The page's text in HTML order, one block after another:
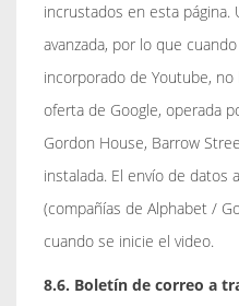
incrustados en esta página.
avanzada, por lo que
incorporado de Youtube, no
oferta de Google, operada
Gordon House, Barrow
instalada. El envío de datos
(compañías de Alphabet /
cuando se inicie el video.
8.6. Boletín de correo a